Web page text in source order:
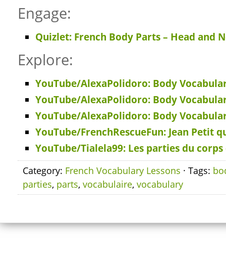
Engage:
Quizlet: French Body Parts – Head and
Explore:
YouTube/AlexaPolidoro: Body
YouTube/AlexaPolidoro: Body
YouTube/AlexaPolidoro: Body
YouTube/FrenchRescueFun: Jean Petit
YouTube/Tialela99: Les parties du corps
Category: French Vocabulary Lessons · Tags:
parties, parts, vocabulaire, vocabulary